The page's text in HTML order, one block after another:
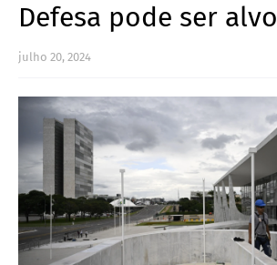
Defesa pode ser alvo
julho 20, 2024